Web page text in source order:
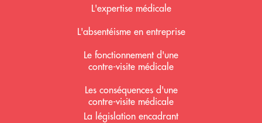
L'expertise médicale
L'absentéisme en entreprise
Le fonctionnement d'une
contre-visite médicale
Les conséquences d'une
contre-visite médicale
La législation encadrant